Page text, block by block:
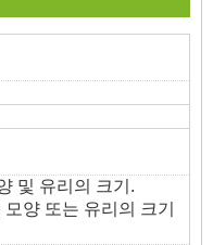
및 유리의 크기.
양 또는 유리의 크기